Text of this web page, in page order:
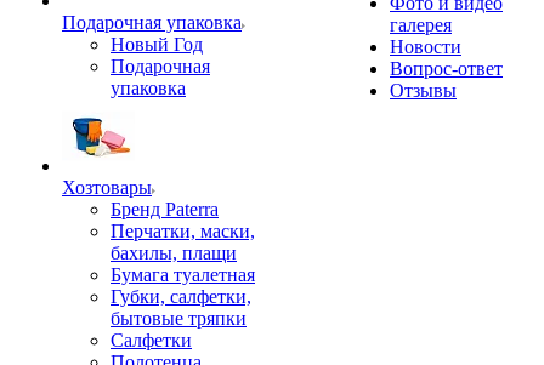
Подарочная упаковка
Новый Год
Подарочная
упаковка
Хозтовары
Бренд Paterra
Перчатки, маски,
бахилы, плащи
Бумага туалетная
Губки, салфетки,
бытовые тряпки
Салфетки
галерея
Новости
Вопрос-ответ
Отзывы